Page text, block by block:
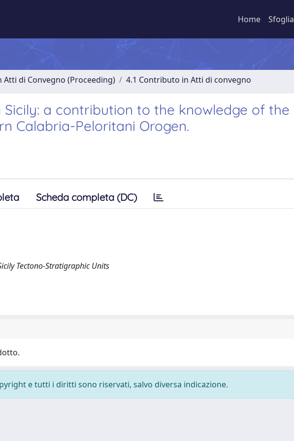
Home Sfoglia
di Convegno (Proceeding) 4.1 Contributo in Atti di convegno
Sicily: a contribution to the knowledge of the
Calabria-Peloritani Orogen.
Scheda completa (DC)
Tectono-Stratigraphic Units
e tutti i diritti sono riservati, salvo diversa indicazione.